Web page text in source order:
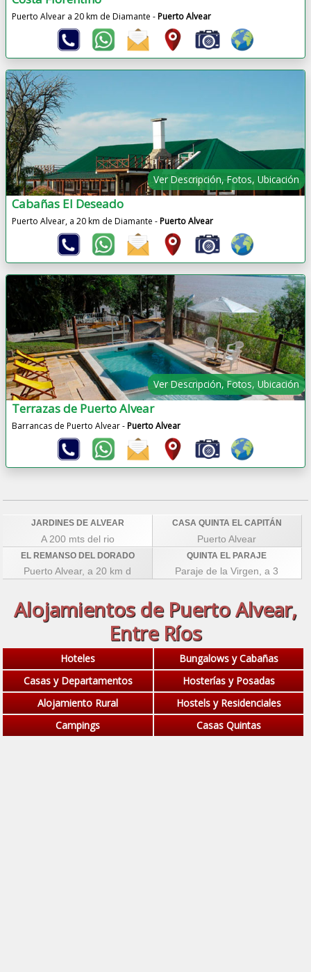
Puerto Alvear a 20 km de Diamante -Puerto Alvear
Ver Descripción, Fotos, Ubicación
Cabañas El Deseado
Puerto Alvear, a 20 km de Diamante -Puerto Alvear
Ver Descripción, Fotos, Ubicación
Terrazas de Puerto Alvear
Barrancas de Puerto Alvear -Puerto Alvear
JARDINES DE ALVEAR
A 200 mts del rio
CASA QUINTA EL CAPITÁN
Puerto Alvear
EL REMANSO DEL DORADO
Puerto Alvear, a 20 km d
QUINTA EL PARAJE
Paraje de la Virgen, a 3
Alojamientos de Puerto Alvear,
Entre Ríos
Hoteles
Bungalows y Cabañas
Casas y Departamentos
Hosterías y Posadas
Alojamiento Rural
Hostels y Residenciales
Campings
Casas Quintas